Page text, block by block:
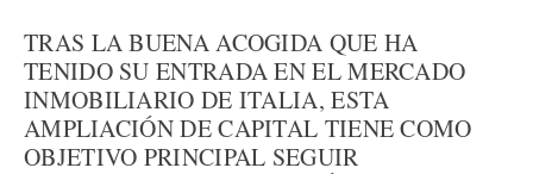
TRAS LA BUENA ACOGIDA QUE HA
TENIDO SU ENTRADA EN EL MERCADO
INMOBILIARIO DE ITALIA, ESTA
AMPLIACIÓN DE CAPITAL TIENE COMO
OBJETIVO PRINCIPAL SEGUIR